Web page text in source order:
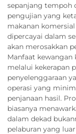
sepanjang tempoh
pengujian yang
makanan
dipercayai dalam
akan merosakkan
Manfaat kewangan
melalui kekerapan
penyelenggaraan
operasi yang
penjanaan hasil.
biasanya
dalam dekad
pelaburan yang